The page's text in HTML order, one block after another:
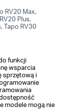
RV20 Max,
Plus,
Tapo RV30
funkcji
wsparcia
sprzętową i
modele mogą nie